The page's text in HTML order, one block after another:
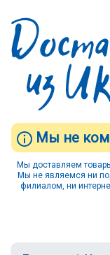
Мы не
Мы доставляем
Мы не являемся ни
филиалом, ни